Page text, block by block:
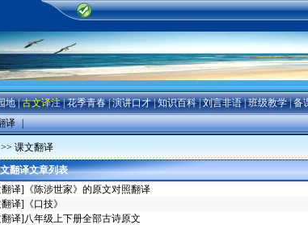
地|古文译注|花季青春|演讲口才|知识百科|刘言非语|班级教学|备
译 |
>> 课文翻译
翻译文章列表
译] 《陈涉世家》的原文对照翻译
译] 《口技》
译]八年级上下册全部古诗原文